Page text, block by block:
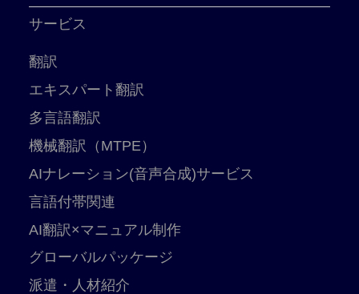
サービス
翻訳
エキスパート翻訳
多言語翻訳
機械翻訳（MTPE）
AIナレーション(音声合成)サービス
言語付帯関連
AI翻訳×マニュアル制作
グローバルパッケージ
派遣・人材紹介